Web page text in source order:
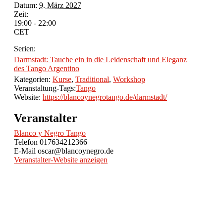
Datum: 9. März 2027
Zeit:
19:00 - 22:00
CET
Serien:
Darmstadt: Tauche ein in die Leidenschaft und Eleganz
des Tango Argentino
Kategorien: Kurse, Traditional, Workshop
Veranstaltung-Tags:Tango
Website: https://blancoynegrotango.de/darmstadt/
Veranstalter
Blanco y Negro Tango
Telefon 017634212366
E-Mail oscar@blancoynegro.de
Veranstalter-Website anzeigen